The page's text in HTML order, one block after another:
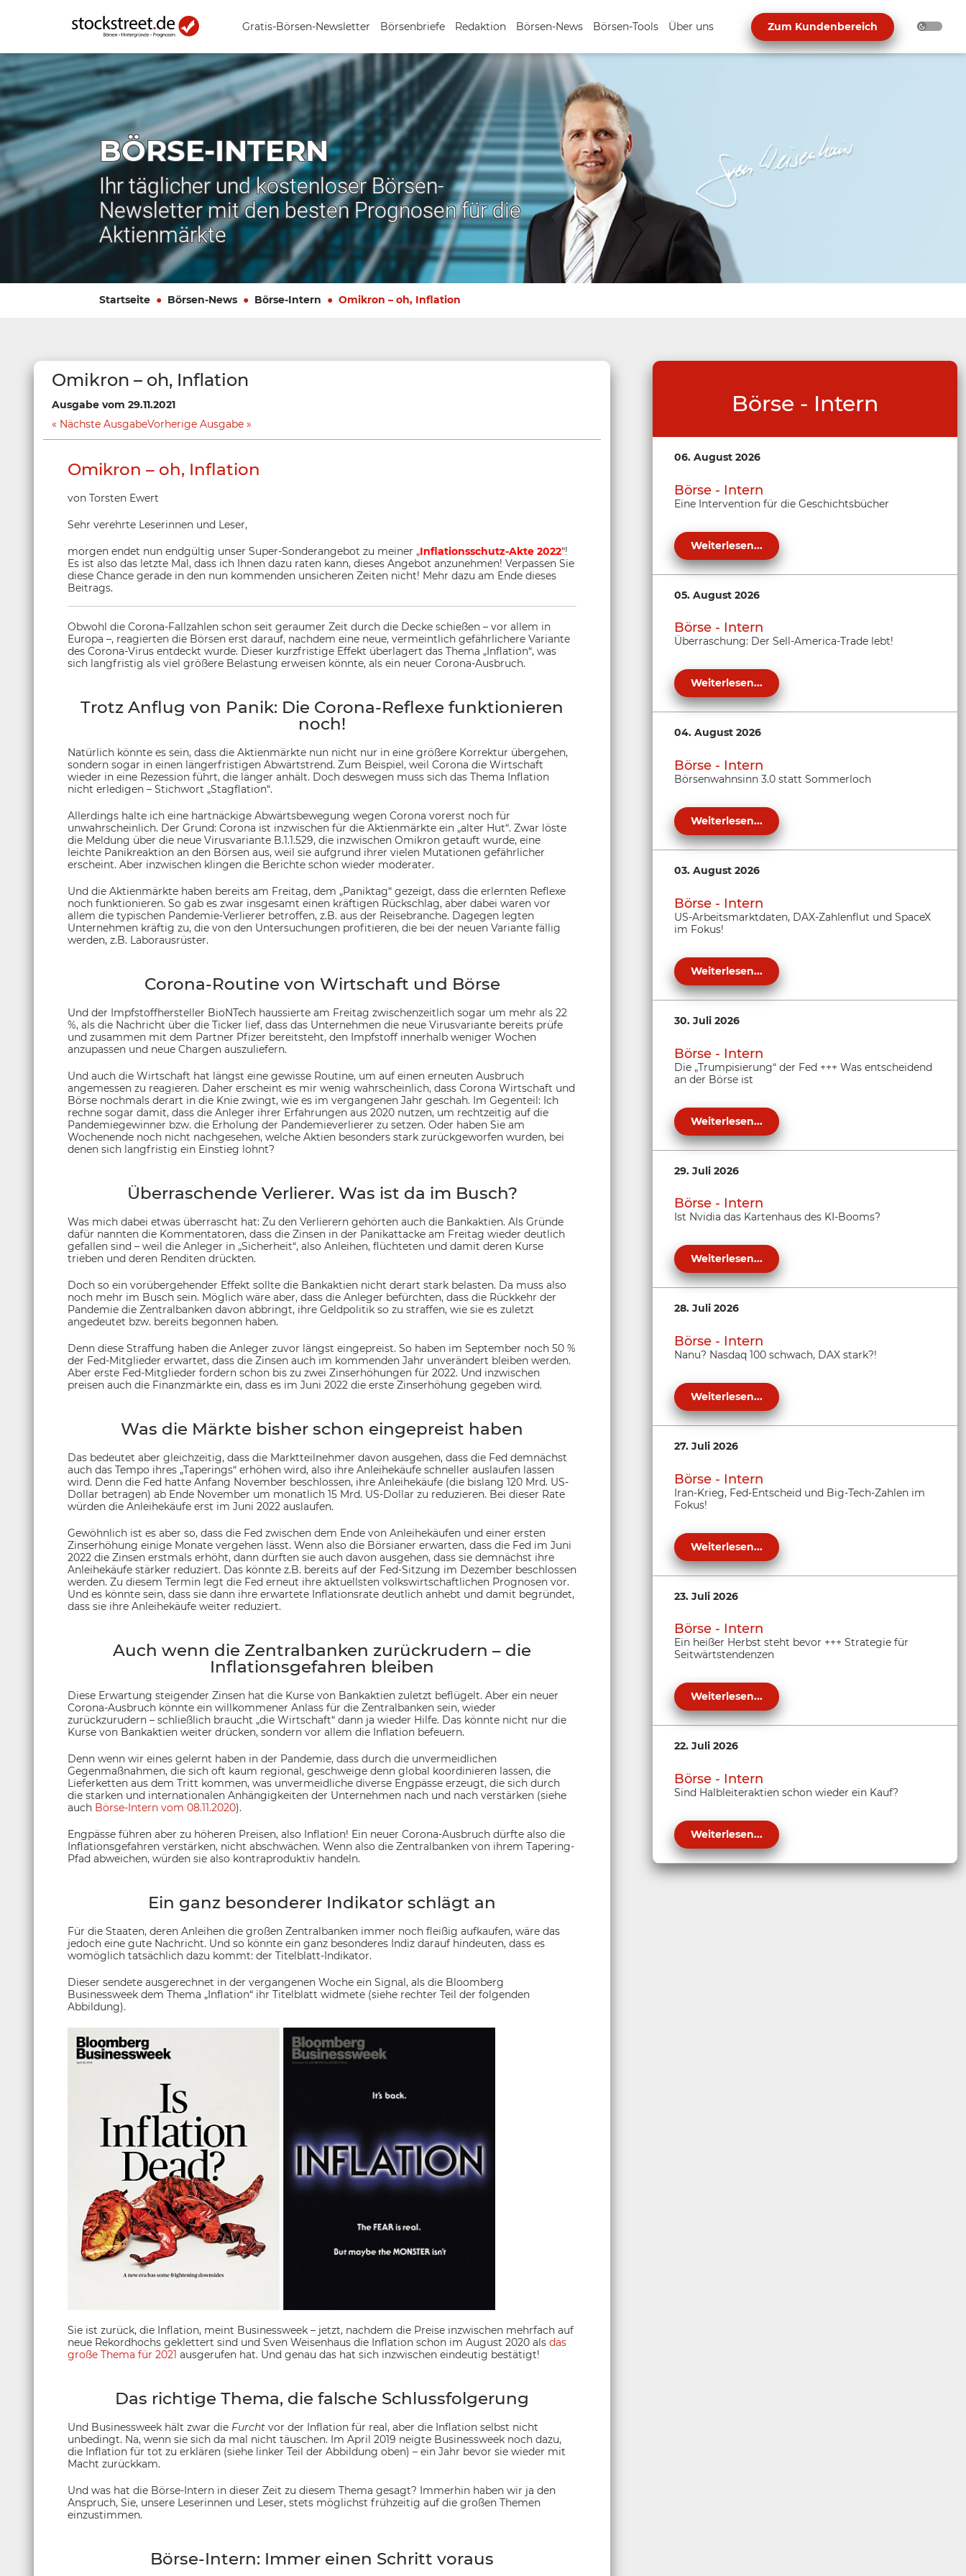
Gratis-Börsen-Newsletter Börsenbriefe Redaktion Börsen-News Börsen-Tools Über uns Zum Kundenbereich
BÖRSE-INTERN
Ihr täglicher und kostenloser Börsen-
Newsletter mit den besten Prognosen für die
Aktienmärkte
Startseite Börsen-News Börse-Intern Omikron – oh, Inflation
Omikron – oh, Inflation
Ausgabe vom 29.11.2021
Nächste AusgabeVorherige Ausgabe
Omikron – oh, Inflation
von Torsten Ewert
Sehr verehrte Leserinnen und Leser,
morgen endet nun endgültig unser Super-Sonderangebot zu meiner „Inflationsschutz-Akte 2022“!
Es ist also das letzte Mal, dass ich Ihnen dazu raten kann, dieses Angebot anzunehmen! Verpassen Sie
diese Chance gerade in den nun kommenden unsicheren Zeiten nicht! Mehr dazu am Ende dieses
Beitrags.
Obwohl die Corona-Fallzahlen schon seit geraumer Zeit durch die Decke schießen – vor allem in
Europa –, reagierten die Börsen erst darauf, nachdem eine neue, vermeintlich gefährlichere Variante
des Corona-Virus entdeckt wurde. Dieser kurzfristige Effekt überlagert das Thema „Inflation“, was
sich langfristig als viel größere Belastung erweisen könnte, als ein neuer Corona-Ausbruch.
Trotz Anflug von Panik: Die Corona-Reflexe funktionieren
noch!
Natürlich könnte es sein, dass die Aktienmärkte nun nicht nur in eine größere Korrektur übergehen,
sondern sogar in einen längerfristigen Abwärtstrend. Zum Beispiel, weil Corona die Wirtschaft
wieder in eine Rezession führt, die länger anhält. Doch deswegen muss sich das Thema Inflation
nicht erledigen – Stichwort „Stagflation“.
Allerdings halte ich eine hartnäckige Abwärtsbewegung wegen Corona vorerst noch für
unwahrscheinlich. Der Grund: Corona ist inzwischen für die Aktienmärkte ein „alter Hut“. Zwar löste
die Meldung über die neue Virusvariante B.1.1.529, die inzwischen Omikron getauft wurde, eine
leichte Panikreaktion an den Börsen aus, weil sie aufgrund ihrer vielen Mutationen gefährlicher
erscheint. Aber inzwischen klingen die Berichte schon wieder moderater.
Und die Aktienmärkte haben bereits am Freitag, dem „Paniktag“ gezeigt, dass die erlernten Reflexe
noch funktionieren. So gab es zwar insgesamt einen kräftigen Rückschlag, aber dabei waren vor
allem die typischen Pandemie-Verlierer betroffen, z.B. aus der Reisebranche. Dagegen legten
Unternehmen kräftig zu, die von den Untersuchungen profitieren, die bei der neuen Variante fällig
werden, z.B. Laborausrüster.
Corona-Routine von Wirtschaft und Börse
Und der Impfstoffhersteller BioNTech haussierte am Freitag zwischenzeitlich sogar um mehr als 22
%, als die Nachricht über die Ticker lief, dass das Unternehmen die neue Virusvariante bereits prüfe
und zusammen mit dem Partner Pfizer bereitsteht, den Impfstoff innerhalb weniger Wochen
anzupassen und neue Chargen auszuliefern.
Und auch die Wirtschaft hat längst eine gewisse Routine, um auf einen erneuten Ausbruch
angemessen zu reagieren. Daher erscheint es mir wenig wahrscheinlich, dass Corona Wirtschaft und
Börse nochmals derart in die Knie zwingt, wie es im vergangenen Jahr geschah. Im Gegenteil: Ich
rechne sogar damit, dass die Anleger ihrer Erfahrungen aus 2020 nutzen, um rechtzeitig auf die
Pandemiegewinner bzw. die Erholung der Pandemieverlierer zu setzen. Oder haben Sie am
Wochenende noch nicht nachgesehen, welche Aktien besonders stark zurückgeworfen wurden, bei
denen sich langfristig ein Einstieg lohnt?
Überraschende Verlierer. Was ist da im Busch?
Was mich dabei etwas überrascht hat: Zu den Verlierern gehörten auch die Bankaktien. Als Gründe
dafür nannten die Kommentatoren, dass die Zinsen in der Panikattacke am Freitag wieder deutlich
gefallen sind – weil die Anleger in „Sicherheit“, also Anleihen, flüchteten und damit deren Kurse
trieben und deren Renditen drückten.
Doch so ein vorübergehender Effekt sollte die Bankaktien nicht derart stark belasten. Da muss also
noch mehr im Busch sein. Möglich wäre aber, dass die Anleger befürchten, dass die Rückkehr der
Pandemie die Zentralbanken davon abbringt, ihre Geldpolitik so zu straffen, wie sie es zuletzt
angedeutet bzw. bereits begonnen haben.
Denn diese Straffung haben die Anleger zuvor längst eingepreist. So haben im September noch 50 %
der Fed-Mitglieder erwartet, dass die Zinsen auch im kommenden Jahr unverändert bleiben werden.
Aber erste Fed-Mitglieder fordern schon bis zu zwei Zinserhöhungen für 2022. Und inzwischen
preisen auch die Finanz­märkte ein, dass es im Juni 2022 die erste Zinserhöhung gegeben wird.
Was die Märkte bisher schon eingepreist haben
Das bedeutet aber gleichzeitig, dass die Marktteilnehmer davon ausgehen, dass die Fed demnächst
auch das Tempo ihres „Taperings“ erhöhen wird, also ihre Anleihekäufe schneller auslaufen lassen
wird. Denn die Fed hatte Anfang November beschlossen, ihre Anleihekäufe (die bislang 120 Mrd. US-
Dollar betragen) ab Ende November um monatlich 15 Mrd. US-Dollar zu reduzieren. Bei dieser Rate
würden die Anleihekäufe erst im Juni 2022 auslaufen.
Gewöhnlich ist es aber so, dass die Fed zwischen dem Ende von Anleihekäufen und einer ersten
Zinserhöhung einige Monate vergehen lässt. Wenn also die Börsianer erwarten, dass die Fed im Juni
2022 die Zinsen erstmals erhöht, dann dürften sie auch davon ausgehen, dass sie demnächst ihre
Anleihekäufe stärker reduziert. Das könnte z.B. bereits auf der Fed-Sitzung im Dezember beschlossen
werden. Zu diesem Termin legt die Fed erneut ihre aktuellsten volkswirtschaftlichen Prognosen vor.
Und es könnte sein, dass sie dann ihre erwartete Inflationsrate deutlich anhebt und damit begründet,
dass sie ihre Anleihekäufe weiter reduziert.
Auch wenn die Zentralbanken zurückrudern – die
Inflationsgefahren bleiben
Diese Erwartung steigender Zinsen hat die Kurse von Bankaktien zuletzt beflügelt. Aber ein neuer
Corona-Ausbruch könnte ein willkommener Anlass für die Zentralbanken sein, wieder
zurückzurudern – schließlich braucht „die Wirtschaft“ dann ja wieder Hilfe. Das könnte nicht nur die
Kurse von Bankaktien weiter drücken, sondern vor allem die Inflation befeuern.
Denn wenn wir eines gelernt haben in der Pandemie, dass durch die unvermeidlichen
Gegenmaßnahmen, die sich oft kaum regional, geschweige denn global koordinieren lassen, die
Lieferketten aus dem Tritt kommen, was unvermeidliche diverse Engpässe erzeugt, die sich durch
die starken und internationalen Anhängigkeiten der Unternehmen nach und nach verstärken (siehe
auch Börse-Intern vom 08.11.2020).
Engpässe führen aber zu höheren Preisen, also Inflation! Ein neuer Corona-Ausbruch dürfte also die
Inflationsgefahren verstärken, nicht abschwächen. Wenn also die Zentralbanken von ihrem Tapering-
Pfad abweichen, würden sie also kontraproduktiv handeln.
Ein ganz besonderer Indikator schlägt an
Für die Staaten, deren Anleihen die großen Zentralbanken immer noch fleißig aufkaufen, wäre das
jedoch eine gute Nachricht. Und so könnte ein ganz besonderes Indiz darauf hindeuten, dass es
womöglich tatsächlich dazu kommt: der Titelblatt-Indikator.
Dieser sendete ausgerechnet in der vergangenen Woche ein Signal, als die Bloomberg
Businessweek dem Thema „Inflation“ ihr Titelblatt widmete (siehe rechter Teil der folgenden
Abbildung).
Sie ist zurück, die Inflation, meint Businessweek – jetzt, nachdem die Preise inzwischen mehrfach auf
neue Rekordhochs geklettert sind und Sven Weisenhaus die Inflation schon im August 2020 als das
große Thema für 2021 ausgerufen hat. Und genau das hat sich inzwischen eindeutig bestätigt!
Das richtige Thema, die falsche Schlussfolgerung
Und Businessweek hält zwar die Furcht vor der Inflation für real, aber die Inflation selbst nicht
unbedingt. Na, wenn sie sich da mal nicht täuschen. Im April 2019 neigte Businessweek noch dazu,
die Inflation für tot zu erklären (siehe linker Teil der Abbildung oben) – ein Jahr bevor sie wieder mit
Macht zurückkam.
Und was hat die Börse-Intern in dieser Zeit zu diesem Thema gesagt? Immerhin haben wir ja den
Anspruch, Sie, unsere Leserinnen und Leser, stets möglichst frühzeitig auf die großen Themen
einzustimmen.
Börse-Intern: Immer einen Schritt voraus
Börse - Intern
06. August 2026
Börse - Intern
Eine Intervention für die Geschichtsbücher
Weiterlesen...
05. August 2026
Börse - Intern
Überraschung: Der Sell-America-Trade lebt!
Weiterlesen...
04. August 2026
Börse - Intern
Börsenwahnsinn 3.0 statt Sommerloch
Weiterlesen...
03. August 2026
Börse - Intern
US-Arbeitsmarktdaten, DAX-Zahlenflut und SpaceX
im Fokus!
Weiterlesen...
30. Juli 2026
Börse - Intern
Die „Trumpisierung“ der Fed +++ Was entscheidend
an der Börse ist
Weiterlesen...
29. Juli 2026
Börse - Intern
Ist Nvidia das Kartenhaus des KI-Booms?
Weiterlesen...
28. Juli 2026
Börse - Intern
Nanu? Nasdaq 100 schwach, DAX stark?!
Weiterlesen...
27. Juli 2026
Börse - Intern
Iran-Krieg, Fed-Entscheid und Big-Tech-Zahlen im
Fokus!
Weiterlesen...
23. Juli 2026
Börse - Intern
Ein heißer Herbst steht bevor +++ Strategie für
Seitwärtstendenzen
Weiterlesen...
22. Juli 2026
Börse - Intern
Sind Halbleiteraktien schon wieder ein Kauf?
Weiterlesen...